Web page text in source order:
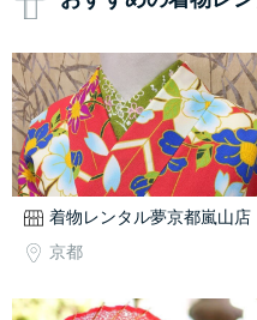
着物レンタル夢京都嵐山店
京都